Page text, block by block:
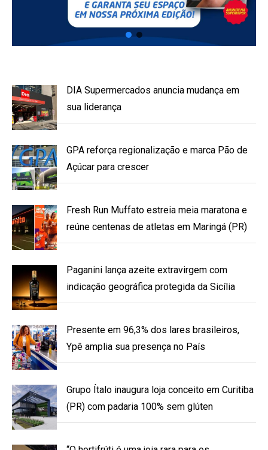
DIA Supermercados anuncia mudança em
sua liderança
GPA reforça regionalização e marca Pão de
Açúcar para crescer
Fresh Run Muffato estreia meia maratona e
reúne centenas de atletas em Maringá (PR)
Paganini lança azeite extravirgem com
indicação geográfica protegida da Sicília
Presente em 96,3% dos lares brasileiros,
Ypê amplia sua presença no País
Grupo Ítalo inaugura loja conceito em Curitiba
(PR) com padaria 100% sem glúten